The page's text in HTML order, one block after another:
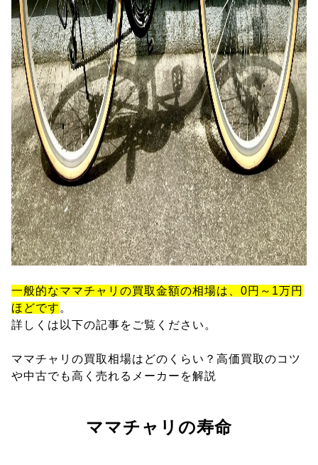
一般的なママチャリの買取金額の相場は、0円～1万円
ほどです 。
詳しくは以下の記事をご覧ください。
ママチャリの買取相場はどのくらい？高価買取のコツ
や中古でも高く売れるメーカーを解説
ママチャリの寿命